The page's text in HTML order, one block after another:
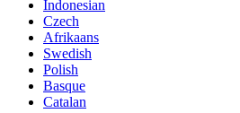
Indonesian
Czech
Afrikaans
Swedish
Polish
Basque
Catalan